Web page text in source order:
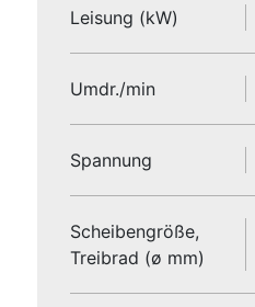
Leisung (kW)
Umdr./min
Spannung
Scheibengröße,
Treibrad (ø mm)